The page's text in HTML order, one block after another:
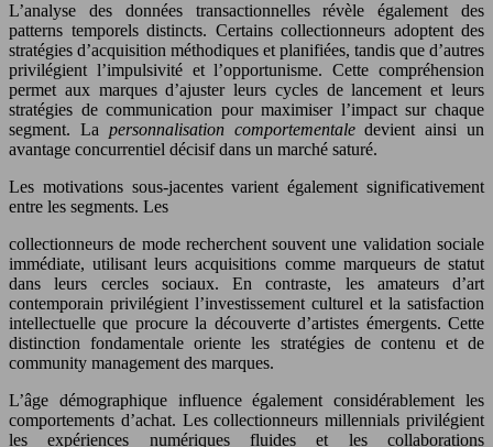
L’analyse des données transactionnelles révèle également des
patterns temporels distincts. Certains collectionneurs adoptent des
stratégies d’acquisition méthodiques et planifiées, tandis que d’autres
privilégient l’impulsivité et l’opportunisme. Cette compréhension
permet aux marques d’ajuster leurs cycles de lancement et leurs
stratégies de communication pour maximiser l’impact sur chaque
segment. La personnalisation comportementaledevient ainsi un
avantage concurrentiel décisif dans un marché saturé.
Les motivations sous-jacentes varient également significativement
entre les segments. Les
collectionneurs de mode recherchent souvent une validation sociale
immédiate, utilisant leurs acquisitions comme marqueurs de statut
dans leurs cercles sociaux. En contraste, les amateurs d’art
contemporain privilégient l’investissement culturel et la satisfaction
intellectuelle que procure la découverte d’artistes émergents. Cette
distinction fondamentale oriente les stratégies de contenu et de
community management des marques.
L’âge démographique influence également considérablement les
comportements d’achat. Les collectionneurs millennials privilégient
les expériences numériques fluides et les collaborations